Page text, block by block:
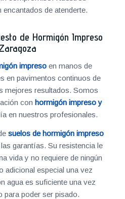
de atenderte.
de Hormigón Impreso
impreso en manos de
en pavimentos continuos de
mejores resultados. Somos
conhormigón impreso y
en nuestros profesionales.
suelos de hormigón impreso
garantías. Su resistencia le
vida y no requiere de ningún
adicional especial una vez
agua es suficiente una vez
para poder ser pisado.